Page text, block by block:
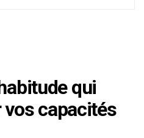
qui
capacités